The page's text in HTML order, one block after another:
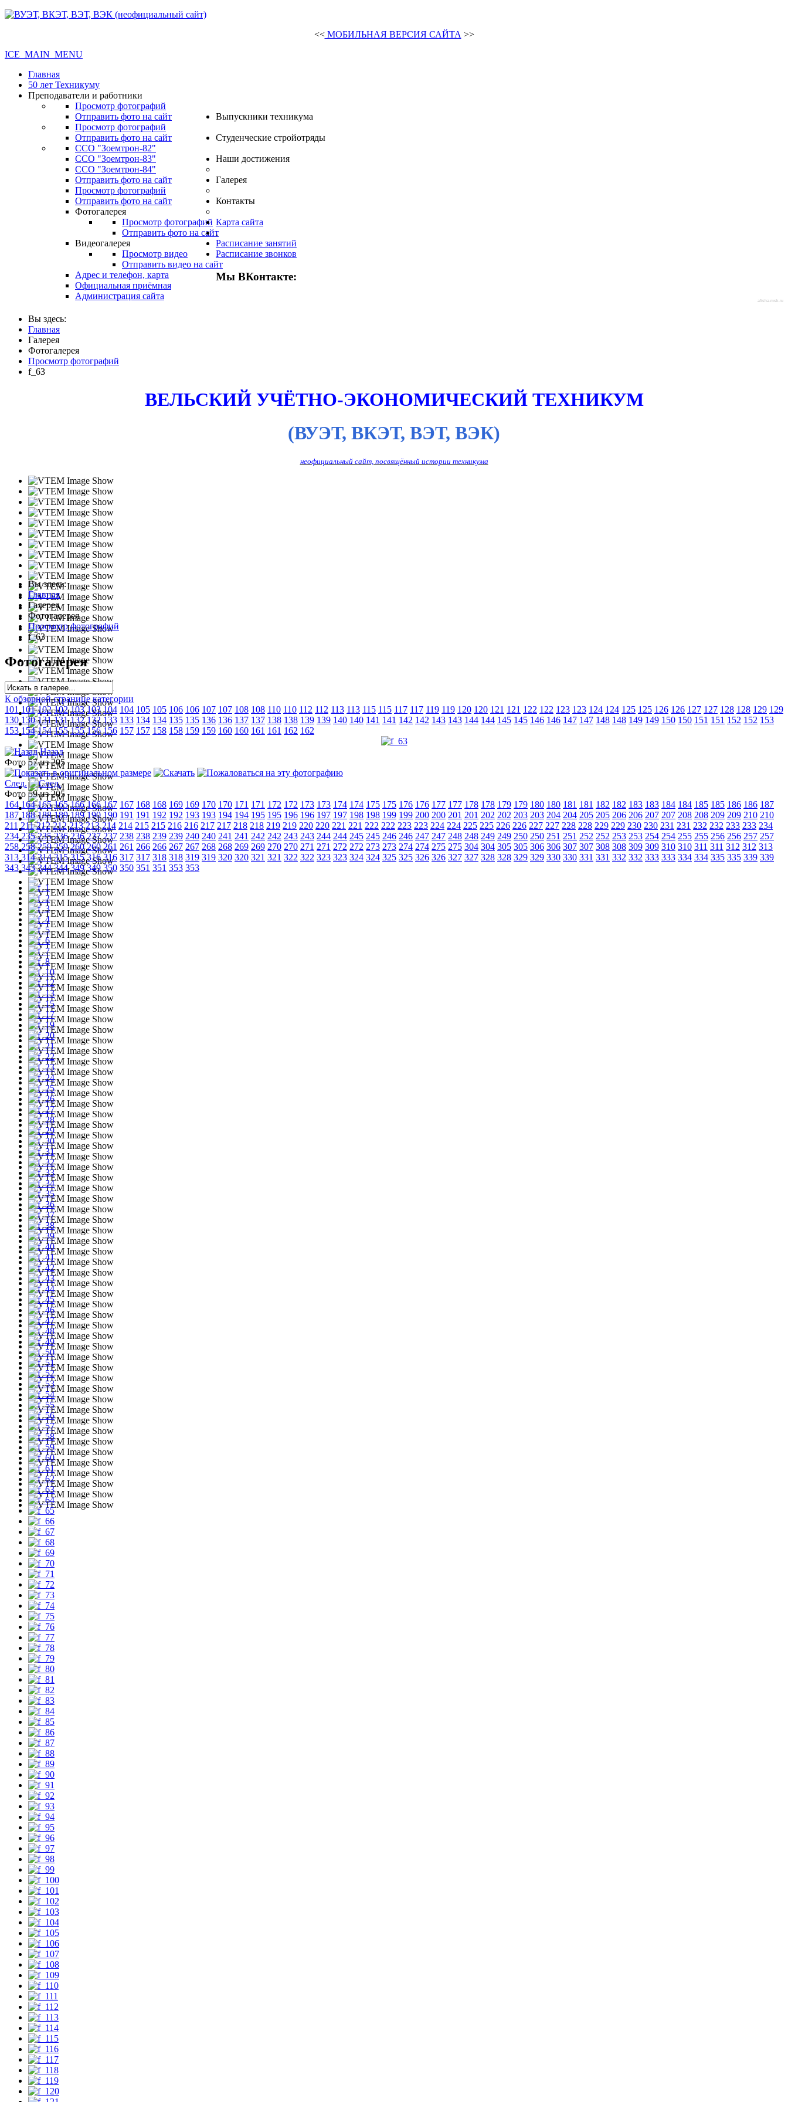
<<МОБИЛЬНАЯ ВЕРСИЯ САЙТА >>
ICE_MAIN_MENU
Главная
50 лет Техникуму
Преподаватели и работники
Просмотр фотографий
Отправить фото на сайт
Выпускники техникума
Просмотр фотографий
Отправить фото на сайт
Студенческие стройотряды
ССО "Зоемтрон-82"
ССО "Зоемтрон-83"
ССО "Зоемтрон-84"
Отправить фото на сайт
Наши достижения
Просмотр фотографий
Отправить фото на сайт
Галерея
Фотогалерея
Просмотр фотографий
Отправить фото на сайт
Видеогалерея
Просмотр видео
Отправить видео на сайт
Контакты
Адрес и телефон, карта
Официальная приёмная
Администрация сайта
Карта сайта
.
Расписание занятий
Расписание звонков
Мы ВКонтакте:
afisha-msk.ru
Вы здесь:
Главная
Галерея
Фотогалерея
Просмотр фотографий
f_63
ВЕЛЬСКИЙ УЧЁТНО-ЭКОНОМИЧЕСКИЙ ТЕХНИКУМ
(ВУЭТ, ВКЭТ, ВЭТ, ВЭК)
неофициальный сайт, посвящённый истории техникума
Вы здесь:
Главная
Галерея
Фотогалерея
Просмотр фотографий
f_63
Фотогалерея
К обзорной странице категории
101 101 102 102 103 103 104 104 105 105 106 106 107 107 108 108 110 110 112 112 113 113 115 115 117 117 119 119 120 120 121 121 122 122 123 123 124 124 125 125 126 126 127 127 128 128 129 129
130 130 131 131 132 132 133 133 134 134 135 135 136 136 137 137 138 138 139 139 140 140 141 141 142 142 143 143 144 144 145 145 146 146 147 147 148 148 149 149 150 150 151 151 152 152 153
153 154 154 155 155 156 156 157 157 158 158 159 159 160 160 161 161 162 162
Назад
Фото 57 из 205
След.
Фото 59 из 205
164 164 165 165 166 166 167 167 168 168 169 169 170 170 171 171 172 172 173 173 174 174 175 175 176 176 177 177 178 178 179 179 180 180 181 181 182 182 183 183 184 184 185 185 186 186 187
187 188 188 189 189 190 190 191 191 192 192 193 193 194 194 195 195 196 196 197 197 198 198 199 199 200 200 201 201 202 202 203 203 204 204 205 205 206 206 207 207 208 208 209 209 210 210
211 211 212 212 213 213 214 214 215 215 216 216 217 217 218 218 219 219 220 220 221 221 222 222 223 223 224 224 225 225 226 226 227 227 228 228 229 229 230 230 231 231 232 232 233 233 234
234 235 235 236 236 237 237 238 238 239 239 240 240 241 241 242 242 243 243 244 244 245 245 246 246 247 247 248 248 249 249 250 250 251 251 252 252 253 253 254 254 255 255 256 256 257 257
258 258 259 259 260 260 261 261 266 266 267 267 268 268 269 269 270 270 271 271 272 272 273 273 274 274 275 275 304 304 305 305 306 306 307 307 308 308 309 309 310 310 311 311 312 312 313
313 314 314 315 315 316 316 317 317 318 318 319 319 320 320 321 321 322 322 323 323 324 324 325 325 326 326 327 327 328 328 329 329 330 330 331 331 332 332 333 333 334 334 335 335 339 339
343 343 344 344 349 349 350 350 351 351 353 353